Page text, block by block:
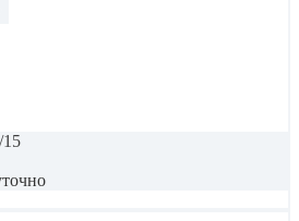
15